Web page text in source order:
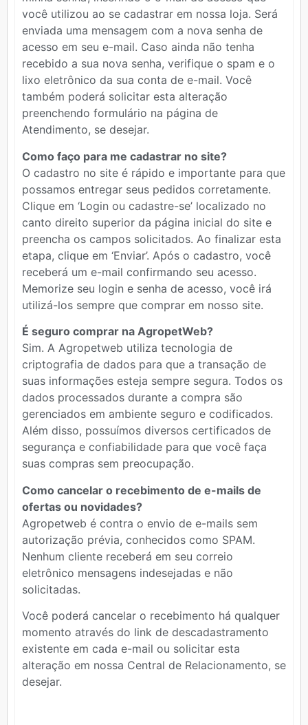
você utilizou ao se cadastrar em nossa loja. Será
enviada uma mensagem com a nova senha de
acesso em seu e-mail. Caso ainda não tenha
recebido a sua nova senha, verifique o spam e o
lixo eletrônico da sua conta de e-mail. Você
também poderá solicitar esta alteração
preenchendo formulário na página de
Atendimento, se desejar.
Como faço para me cadastrar no site?
O cadastro no site é rápido e importante para que
possamos entregar seus pedidos corretamente.
Clique em ‘Login ou cadastre-se’ localizado no
canto direito superior da página inicial do site e
preencha os campos solicitados. Ao finalizar esta
etapa, clique em ‘Enviar’. Após o cadastro, você
receberá um e-mail confirmando seu acesso.
Memorize seu login e senha de acesso, você irá
utilizá-los sempre que comprar em nosso site.
É seguro comprar na AgropetWeb?
Sim. A Agropetweb utiliza tecnologia de
criptografia de dados para que a transação de
suas informações esteja sempre segura. Todos os
dados processados durante a compra são
gerenciados em ambiente seguro e codificados.
Além disso, possuímos diversos certificados de
segurança e confiabilidade para que você faça
suas compras sem preocupação.
Como cancelar o recebimento de e-mails de
ofertas ou novidades?
Agropetweb é contra o envio de e-mails sem
autorização prévia, conhecidos como SPAM.
Nenhum cliente receberá em seu correio
eletrônico mensagens indesejadas e não
solicitadas.
Você poderá cancelar o recebimento há qualquer
momento através do link de descadastramento
existente em cada e-mail ou solicitar esta
alteração em nossa Central de Relacionamento, se
desejar.